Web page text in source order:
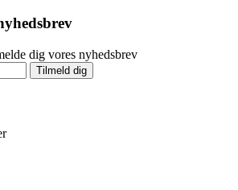
dig vores nyhedsbrev
Tilmeld dig